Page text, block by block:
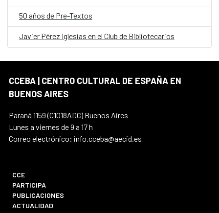
50 años de Pre-Textos
Javier Pérez Iglesias en el Club de Bibliotecarios
CCEBA | CENTRO CULTURAL DE ESPAÑA EN
BUENOS AIRES
Paraná 1159 (C1018ADC) Buenos Aires
Lunes a viernes de 9 a 17 h
Correo electrónico: info.cceba@aecid.es
CCE
PARTICIPA
PUBLICACIONES
ACTUALIDAD